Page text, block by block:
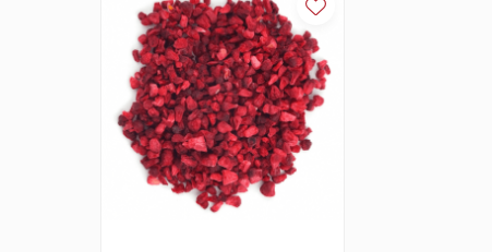
Glazura Ciocolata
Glazura Oglinda
Paste Aromatizante
Pasta de Fistic
Pasta de Vanilie
Paste Inghetata cu Lapte